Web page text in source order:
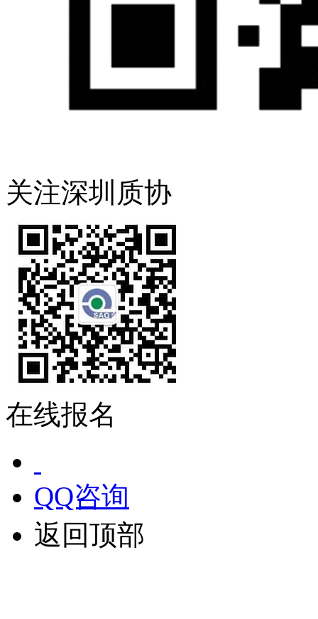
关注深圳质协
在线报名
QQ咨询
返回顶部